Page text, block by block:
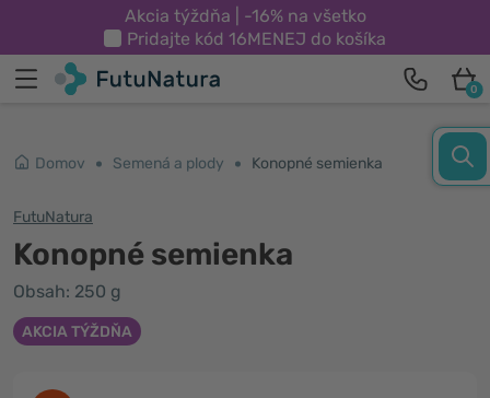
Akcia týždňa | -16% na všetko
Pridajte kód 16MENEJ do košíka
0
Domov Semená a plody Konopné semienka
FutuNatura
Konopné semienka
Obsah: 250 g
AKCIA TÝŽDŇA